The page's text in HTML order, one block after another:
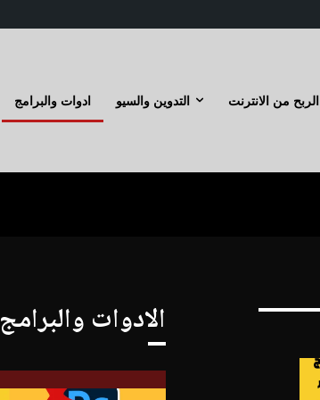
الربح من الانترنت التدوين والسيو ادوات والبرامج
الادوات والبرامج